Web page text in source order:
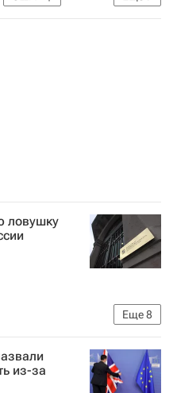
Рубио
ловушку
Еще8
на Украине
США
из-за